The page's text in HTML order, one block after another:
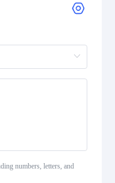
numbers, letters, and